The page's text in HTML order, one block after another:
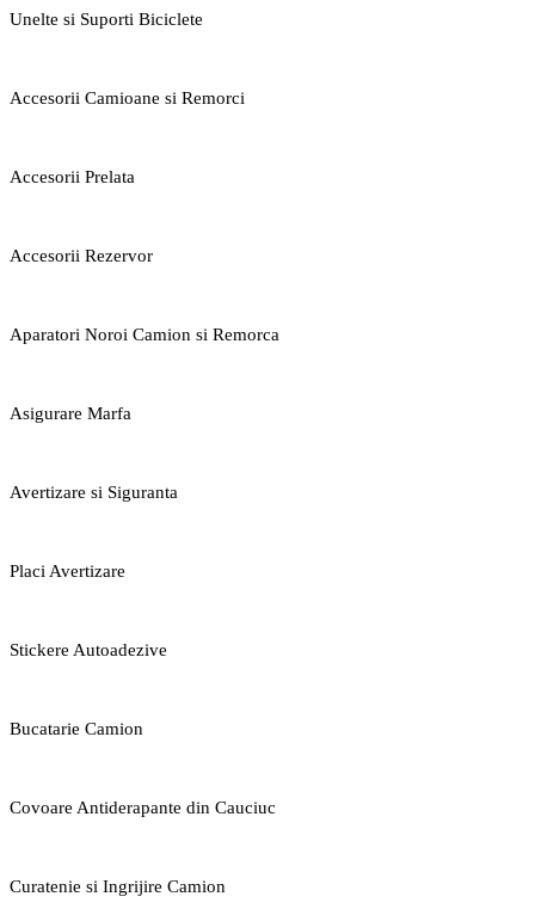
Unelte si Suporti Biciclete
Accesorii Camioane si Remorci
Accesorii Prelata
Accesorii Rezervor
Aparatori Noroi Camion si Remorca
Asigurare Marfa
Avertizare si Siguranta
Placi Avertizare
Stickere Autoadezive
Bucatarie Camion
Covoare Antiderapante din Cauciuc
Curatenie si Ingrijire Camion